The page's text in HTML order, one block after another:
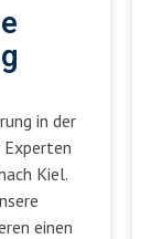
in der
Experten
Kiel.
einen